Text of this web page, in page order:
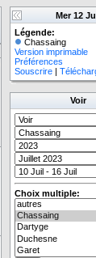
Mer 12
Légende:
Chassaing
Version imprimable
Préférences
Souscrire |
Voir
Choix multiple: